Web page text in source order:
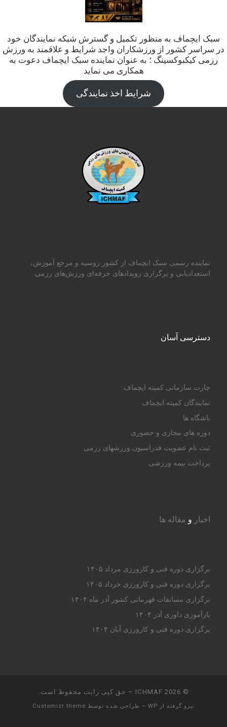
سبک ایچماف به منظور تکمیل و گسترش شبکه نمایندگان خود
در سراسر کشور از ورزشکاران واجد شرایط و علاقمند به ورزش
رزمی کیکبوکسینگ ؛ به عنوان نماینده سبک ایچماف دعوت به
همکاری می نماید
شرایط اخذ نمایندگی
نماینده رسمی سبک ایچماف از کشور روسیه و مرجع آموزش،
استعدادیابی و برگزاری رویدادهای حرفه‌ای ورزش‌های رزمی
دسترسی آسان
چارت سازمانی کمیته ایچماف
نمایندگان کمیته ایچماف
باشگاه ها
دوره های مجازی و حضوری
ثبت نام عضویت فدراسیون ورزشهای رزمی
پرداخت بیمه ورزشی
اخبار و مقاله ها
برگزاری دوره فنی و کارورزی مرداد ۱۴۰۵
برگزاری دوره فنی و کارورزی خرداد ۱۴۰۵
برگزاری مسابقات قهرمانی کشور آذر ماه ۱۴۰۴
بازآموزی داوری آذر ۱۴۰۴
برگزاری دوره فنی و کارورزی آبان ۱۴۰۴
© 2026
ICHMAF – حق کپی رایت محفوظ است.
نیرو گرفته از WP – طراحی شده توسط Customizr theme